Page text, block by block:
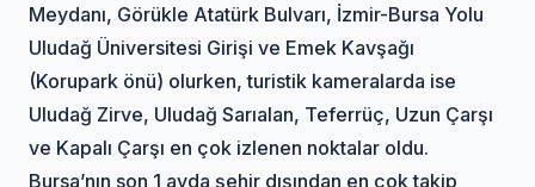
Meydanı, Görükle Atatürk Bulvarı, İzmir-Bursa Yolu
Uludağ Üniversitesi Girişi ve Emek Kavşağı
(Korupark önü) olurken, turistik kameralarda ise
Uludağ Zirve, Uludağ Sarıalan, Teferrüç, Uzun Çarşı
ve Kapalı Çarşı en çok izlenen noktalar oldu.
Bursa’nın son 1 ayda şehir dışından en çok takip